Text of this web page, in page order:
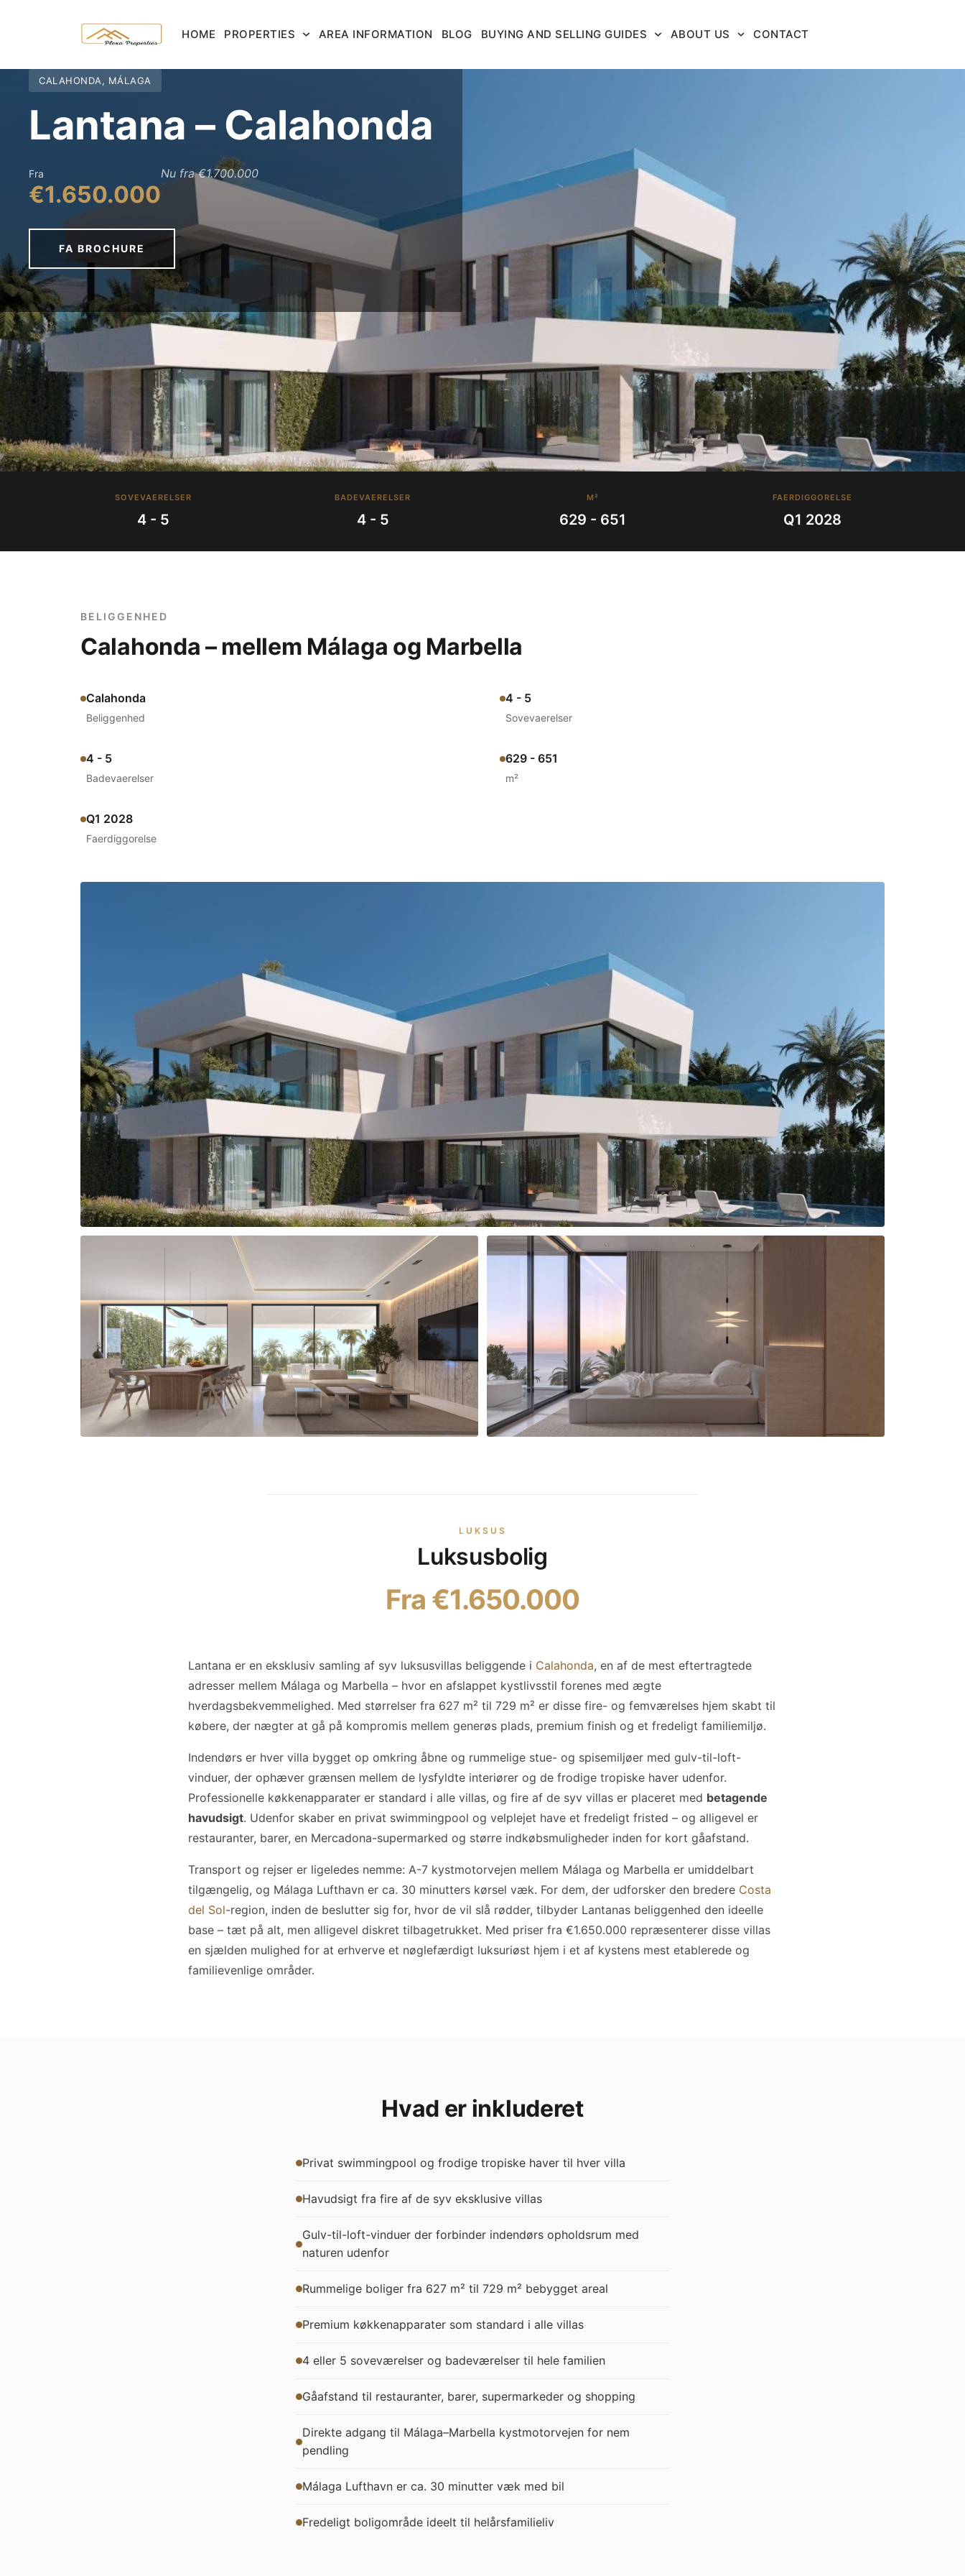
HOME PROPERTIES AREA INFORMATION BLOG BUYING AND SELLING GUIDES ABOUT US CONTACT
CALAHONDA, MÁLAGA
Lantana – Calahonda
Fra
€1.650.000
Nu fra €1.700.000
FA BROCHURE
SOVEVAERELSER
4 - 5
BADEVAERELSER
4 - 5
M²
629 - 651
FAERDIGGORELSE
Q1 2028
BELIGGENHED
Calahonda – mellem Málaga og Marbella
Calahonda
Beliggenhed
4 - 5
Sovevaerelser
4 - 5
Badevaerelser
629 - 651
m²
Q1 2028
Faerdiggorelse
LUKSUS
Luksusbolig
Fra €1.650.000
Lantana er en eksklusiv samling af syv luksusvillas beliggende i Calahonda, en af de mest eftertragtede
adresser mellem Málaga og Marbella – hvor en afslappet kystlivsstil forenes med ægte
hverdagsbekvemmelighed. Med størrelser fra 627 m² til 729 m² er disse fire- og femværelses hjem skabt til
købere, der nægter at gå på kompromis mellem generøs plads, premium finish og et fredeligt familiemiljø.
Indendørs er hver villa bygget op omkring åbne og rummelige stue- og spisemiljøer med gulv-til-loft-
vinduer, der ophæver grænsen mellem de lysfyldte interiører og de frodige tropiske haver udenfor.
Professionelle køkkenapparater er standard i alle villas, og fire af de syv villas er placeret med betagende
havudsigt. Udenfor skaber en privat swimmingpool og velplejet have et fredeligt fristed – og alligevel er
restauranter, barer, en Mercadona-supermarked og større indkøbsmuligheder inden for kort gåafstand.
Transport og rejser er ligeledes nemme: A-7 kystmotorvejen mellem Málaga og Marbella er umiddelbart
tilgængelig, og Málaga Lufthavn er ca. 30 minutters kørsel væk. For dem, der udforsker den bredere Costa
del Sol-region, inden de beslutter sig for, hvor de vil slå rødder, tilbyder Lantanas beliggenhed den ideelle
base – tæt på alt, men alligevel diskret tilbagetrukket. Med priser fra €1.650.000 repræsenterer disse villas
en sjælden mulighed for at erhverve et nøglefærdigt luksuriøst hjem i et af kystens mest etablerede og
familievenlige områder.
Hvad er inkluderet
Privat swimmingpool og frodige tropiske haver til hver villa
Havudsigt fra fire af de syv eksklusive villas
Gulv-til-loft-vinduer der forbinder indendørs opholdsrum med
naturen udenfor
Rummelige boliger fra 627 m² til 729 m² bebygget areal
Premium køkkenapparater som standard i alle villas
4 eller 5 soveværelser og badeværelser til hele familien
Gåafstand til restauranter, barer, supermarkeder og shopping
Direkte adgang til Málaga–Marbella kystmotorvejen for nem
pendling
Málaga Lufthavn er ca. 30 minutter væk med bil
Fredeligt boligområde ideelt til helårsfamilieliv